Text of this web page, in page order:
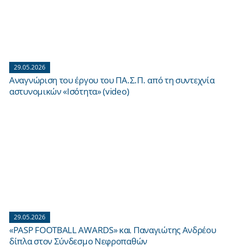
29.05.2026
Αναγνώριση του έργου του ΠΑ.Σ.Π. από τη συντεχνία
αστυνομικών «Ισότητα» (video)
29.05.2026
«PASP FOOTBALL AWARDS» και Παναγιώτης Ανδρέου
δίπλα στον Σύνδεσμο Νεφροπαθών